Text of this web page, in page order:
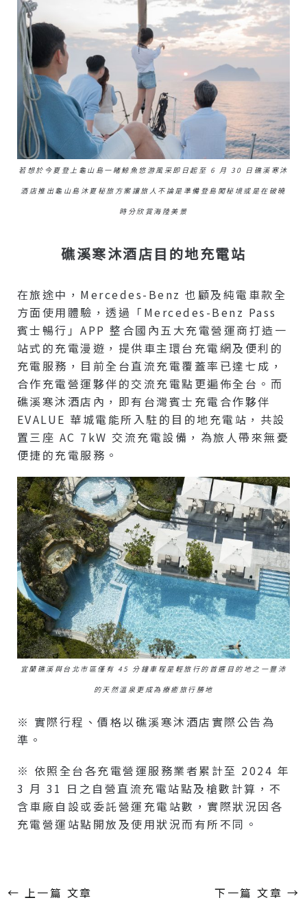
若想於今夏登上龜山島一睹鯨魚悠游風采即日起至 6 月 30 日礁溪寒沐
酒店推出龜山島沐夏秘旅方案讓旅人不論是準備登島闖秘境或是在破曉
時分欣賞海陸美景
礁溪寒沐酒店目的地充電站
在旅途中，Mercedes-Benz 也顧及純電車款全
方面使用體驗，透過「Mercedes-Benz Pass
賓士暢行」APP 整合國內五大充電營運商打造一
站式的充電漫遊，提供車主環台充電網及便利的
充電服務，目前全台直流充電覆蓋率已達七成，
合作充電營運夥伴的交流充電點更遍佈全台。而
礁溪寒沐酒店內，即有台灣賓士充電合作夥伴
EVALUE 華城電能所入駐的目的地充電站，共設
置三座 AC 7kW 交流充電設備，為旅人帶來無憂
便捷的充電服務。
宜蘭礁溪與台北市區僅有 45 分鐘車程是輕旅行的首選目的地之一豐沛
的天然溫泉更成為療癒旅行勝地
※ 實際行程、價格以礁溪寒沐酒店實際公告為
準。
※ 依照全台各充電營運服務業者累計至 2024 年
3 月 31 日之自營直流充電站點及槍數計算，不
含車廠自設或委託營運充電站數，實際狀況因各
充電營運站點開放及使用狀況而有所不同。
← 上一篇 文章 下一篇 文章 →